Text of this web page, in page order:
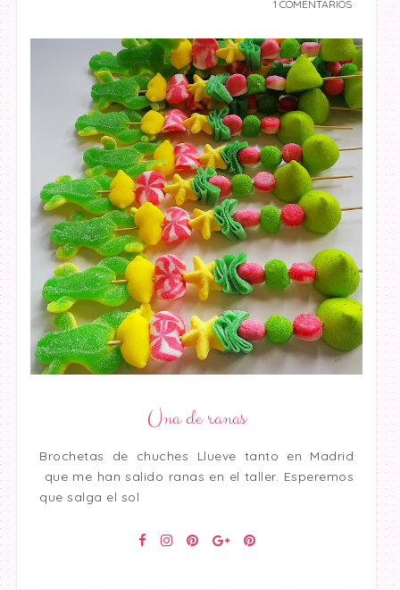
1 COMENTARIOS
Una de ranas
Brochetas de chuches Llueve tanto en Madrid
que me han salido ranas en el taller. Esperemos
que salga el sol